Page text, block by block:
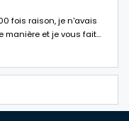
fois raison, je n'avais
manière et je vous fait…